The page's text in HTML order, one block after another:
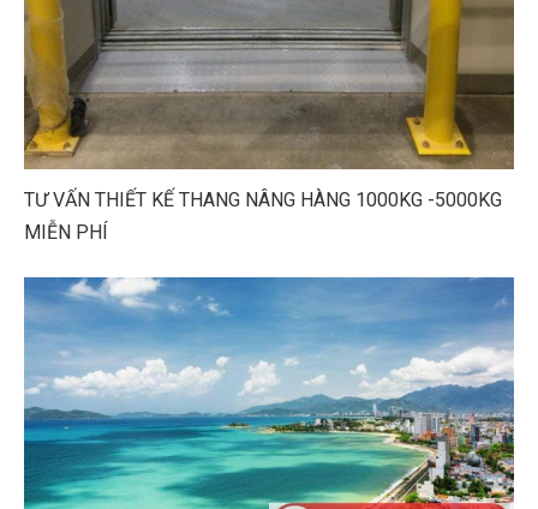
TƯ VẤN THIẾT KẾ THANG NÂNG HÀNG 1000KG -5000KG
MIỄN PHÍ